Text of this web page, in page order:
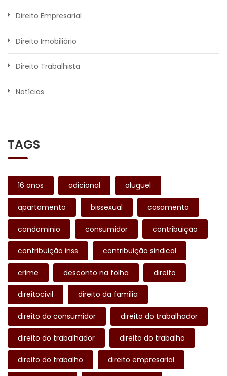
Direito Empresarial
Direito Imobiliário
Direito Trabalhista
Notícias
TAGS
16 anos adicional aluguel
apartamento bissexual casamento
condominio consumidor contribuição
contribuição inss contribuição sindical
crime desconto na folha direito
direitocivil direito da familia
direito do consumidor direito do trabalhador
direito do trabalhador direito do trabalho
direito do trabalho direito empresarial